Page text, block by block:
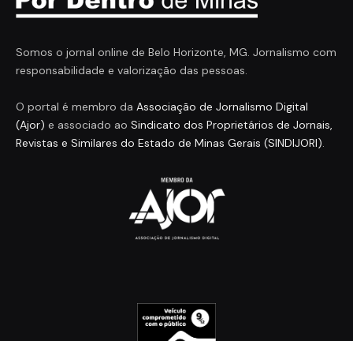
Somos o jornal online de Belo Horizonte, MG. Jornalismo com
responsabilidade e valorização das pessoas.
O portal é membro da Associação de Jornalismo Digital
(Ajor) e associado ao Sindicato dos Proprietários de Jornais,
Revistas e Similares do Estado de Minas Gerais (SINDIJORI).